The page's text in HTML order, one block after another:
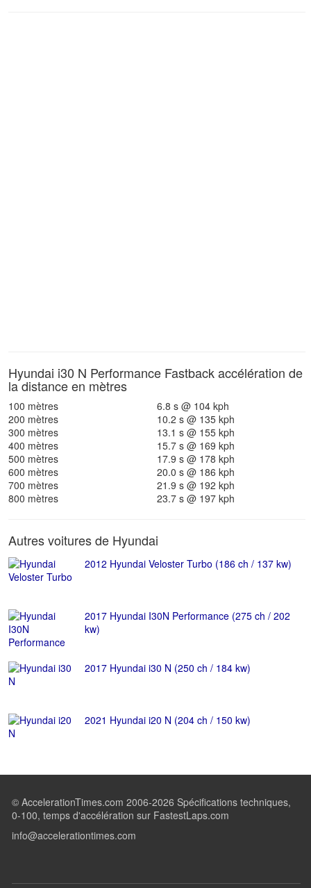
Hyundai i30 N Performance Fastback accélération de
la distance en mètres
100 mètres
6.8 s @ 104 kph
200 mètres
10.2 s @ 135 kph
300 mètres
13.1 s @ 155 kph
400 mètres
15.7 s @ 169 kph
500 mètres
17.9 s @ 178 kph
600 mètres
20.0 s @ 186 kph
700 mètres
21.9 s @ 192 kph
800 mètres
23.7 s @ 197 kph
Autres voitures de Hyundai
2012 Hyundai Veloster Turbo (186 ch / 137 kw)
2017 Hyundai I30N Performance (275 ch / 202
kw)
2017 Hyundai i30 N (250 ch / 184 kw)
2021 Hyundai i20 N (204 ch / 150 kw)
© AccelerationTimes.com 2006-2026 Spécifications techniques,
0-100, temps d'accélération sur FastestLaps.com
info@accelerationtimes.com